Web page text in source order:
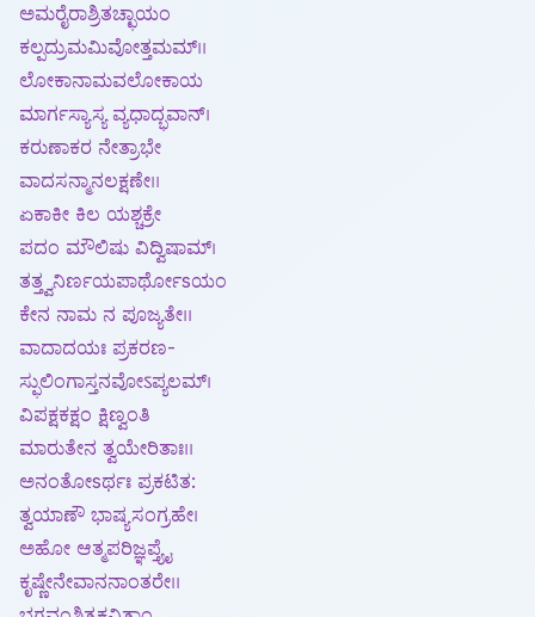
ಅಮರೈರಾಶ್ರಿತಚ್ಛಾಯಂ
ಕಲ್ಪದ್ರುಮಮಿವೋತ್ತಮಮ್।।
ಲೋಕಾನಾಮವಲೋಕಾಯ
ಮಾರ್ಗಸ್ಯಾಸ್ಯ ವ್ಯಧಾದ್ಭವಾನ್।
ಕರುಣಾಕರ ನೇತ್ರಾಭೇ
ವಾದಸನ್ಮಾನಲಕ್ಷಣೇ।।
ಏಕಾಕೀ ಕಿಲ ಯಶ್ಚಕ್ರೇ
ಪದಂ ಮೌಲಿಷು ವಿದ್ವಿಷಾಮ್।
ತತ್ತ್ವನಿರ್ಣಯಪಾರ್ಥೋsಯಂ
ಕೇನ ನಾಮ ನ ಪೂಜ್ಯತೇ।।
ವಾದಾದಯಃ ಪ್ರಕರಣ-
ಸ್ಫುಲಿಂಗಾಸ್ತನವೋऽಪ್ಯಲಮ್।
ವಿಪಕ್ಷಕಕ್ಷಂ ಕ್ಷಿಣ್ವಂತಿ
ಮಾರುತೇನ ತ್ವಯೇರಿತಾಃ।।
ಅನಂತೋsರ್ಥಃ ಪ್ರಕಟಿತ:
ತ್ವಯಾಣೌ ಭಾಷ್ಯಸಂಗ್ರಹೇ।
ಅಹೋ ಆತ್ಮಪರಿಜ್ಞಪ್ತ್ಯೈ
ಕೃಷ್ಣೇನೇವಾನನಾಂತರೇ।।